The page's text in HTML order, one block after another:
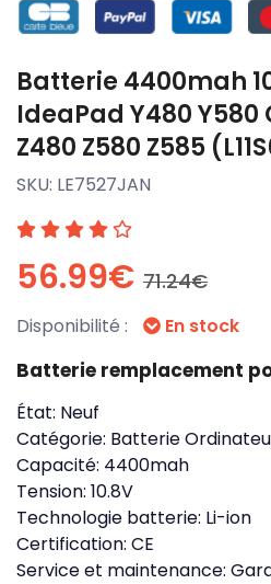
Batterie 4400mah
IdeaPad Y480 Y580
Z480 Z580 Z585
SKU: LE7527JAN
56.99€ 71.24€
Disponibilité : En stock
Batterie remplacement
État: Neuf
Catégorie: Batterie
Capacité: 4400mah
Tension: 10.8V
Technologie batterie: Li-ion
Certification: CE
Service et maintenance: